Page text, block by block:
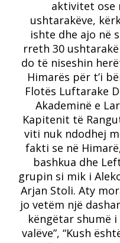
aktivitet ose
ushtarakëve,
ishte dhe ajo në
rreth 30
do të niseshin
Himarës për t’i
Flotës Luftarake
Akademinë e
Kapitenit të
viti nuk ndodhej
fakti se në
bashkua dhe
grupin si mik i
Arjan Stoli. Aty
jo vetëm një
këngëtar shumë i
valëve”, “Kush